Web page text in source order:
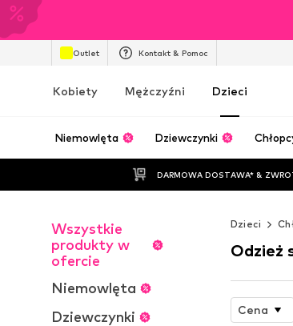
Outlet Kontakt & Pomoc
Kobiety Mężczyźni Dzieci
Niemowlęta Dziewczynki
DARMOWA DOSTAWA* &
Wszystkie
produkty w
ofercie
Niemowlęta
Dziewczynki
Dzieci
Odzież
Cena